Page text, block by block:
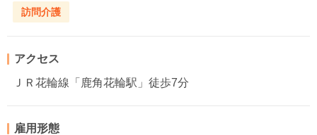
訪問介護
アクセス
ＪＲ花輪線「鹿角花輪駅」徒歩7分
雇用形態